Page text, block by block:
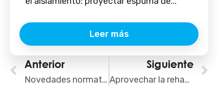
Leer más
Ant
Anterior
Novedades normativas en seguridad contra incendios para fachadas ventiladas
Siguiente
Aprovechar la rehabilitación de fachadas para mejorar el aislamiento térmico